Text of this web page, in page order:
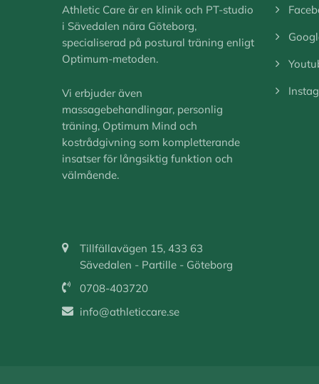
Athletic Care är en klinik och PT-studio
i Sävedalen nära Göteborg,
specialiserad på postural träning enligt
Optimum-metoden.
Vi erbjuder även
massagebehandlingar, personlig
träning, Optimum Mind och
kostrådgivning som kompletterande
insatser för långsiktig funktion och
välmående.
Tillfällavägen 15, 433 63
Sävedalen - Partille - Göteborg
0708-403720
info@athleticcare.se